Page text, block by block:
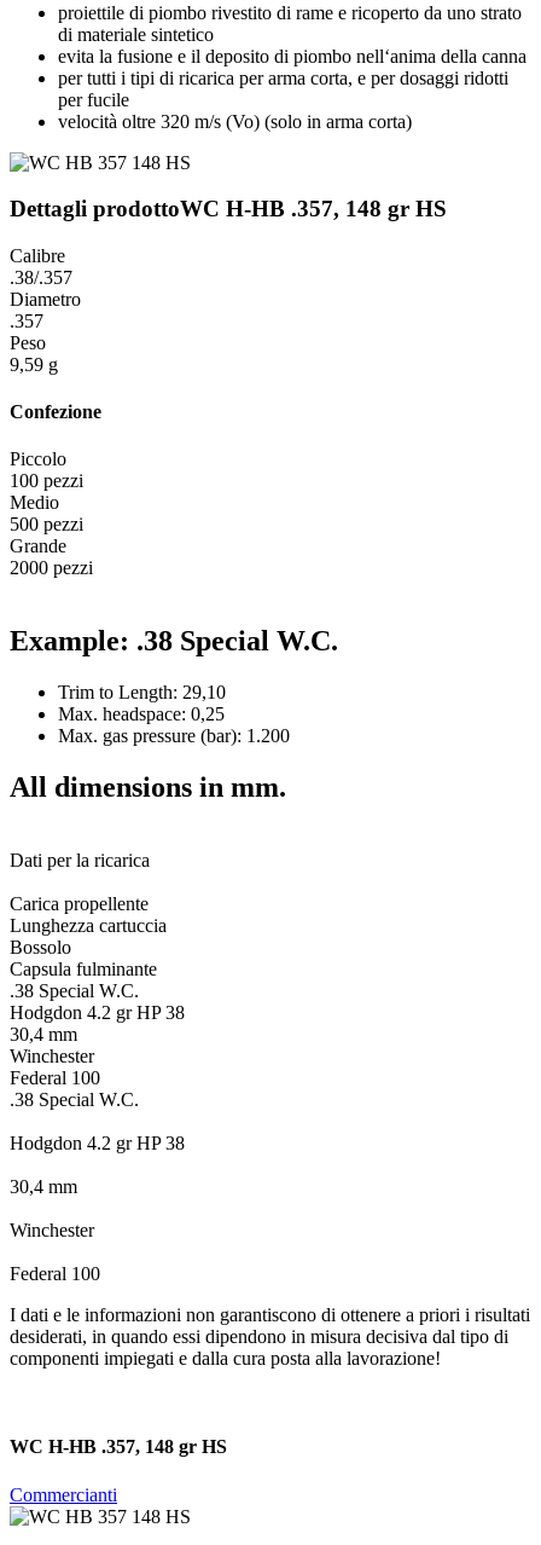
proiettile di piombo rivestito di rame e ricoperto da uno strato
di materiale sintetico
evita la fusione e il deposito di piombo nell‘anima della canna
per tutti i tipi di ricarica per arma corta, e per dosaggi ridotti
per fucile
velocità oltre 320 m/s (Vo) (solo in arma corta)
Dettagli prodottoWC H-HB .357, 148 gr HS
Calibre
.38/.357
Diametro
.357
Peso
9,59 g
Confezione
Piccolo
100 pezzi
Medio
500 pezzi
Grande
2000 pezzi
Example: .38 Special W.C.
Trim to Length: 29,10
Max. headspace: 0,25
Max. gas pressure (bar): 1.200
All dimensions in mm.
Dati per la ricarica
Carica propellente
Lunghezza cartuccia
Bossolo
Capsula fulminante
.38 Special W.C.
Hodgdon 4.2 gr HP 38
30,4 mm
Winchester
Federal 100
.38 Special W.C.
Hodgdon 4.2 gr HP 38
30,4 mm
Winchester
Federal 100
I dati e le informazioni non garantiscono di ottenere a priori i risultati
desiderati, in quando essi dipendono in misura decisiva dal tipo di
componenti impiegati e dalla cura posta alla lavorazione!
WC H-HB .357, 148 gr HS
Commercianti